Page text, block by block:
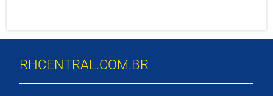
RHCENTRAL.COM.BR